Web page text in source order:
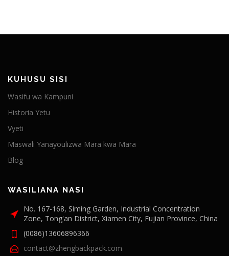
KUHUSU SISI
Wasifu wa Kampuni
Historia Yetu
Vyeti
Maswali Yanayoulizwa Mara kwa Mara
Blog
WASILIANA NASI
No. 167-168, Siming Garden, Industrial Concentration
Zone, Tong'an District, Xiamen City, Fujian Province, China
(0086)13606896366
contact@zhengbackpack.com